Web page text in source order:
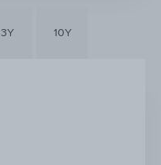
3Y 10Y